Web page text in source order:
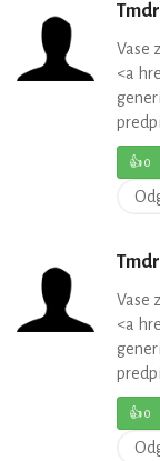
Vase
<a
👍0
Vase
<a
👍0